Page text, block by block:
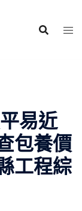
易近
包養價
工程綜